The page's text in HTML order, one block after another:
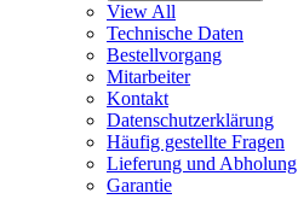
View All
Technische Daten
Bestellvorgang
Mitarbeiter
Kontakt
Datenschutzerklärung
Häufig gestellte Fragen
Lieferung und Abholung
Garantie